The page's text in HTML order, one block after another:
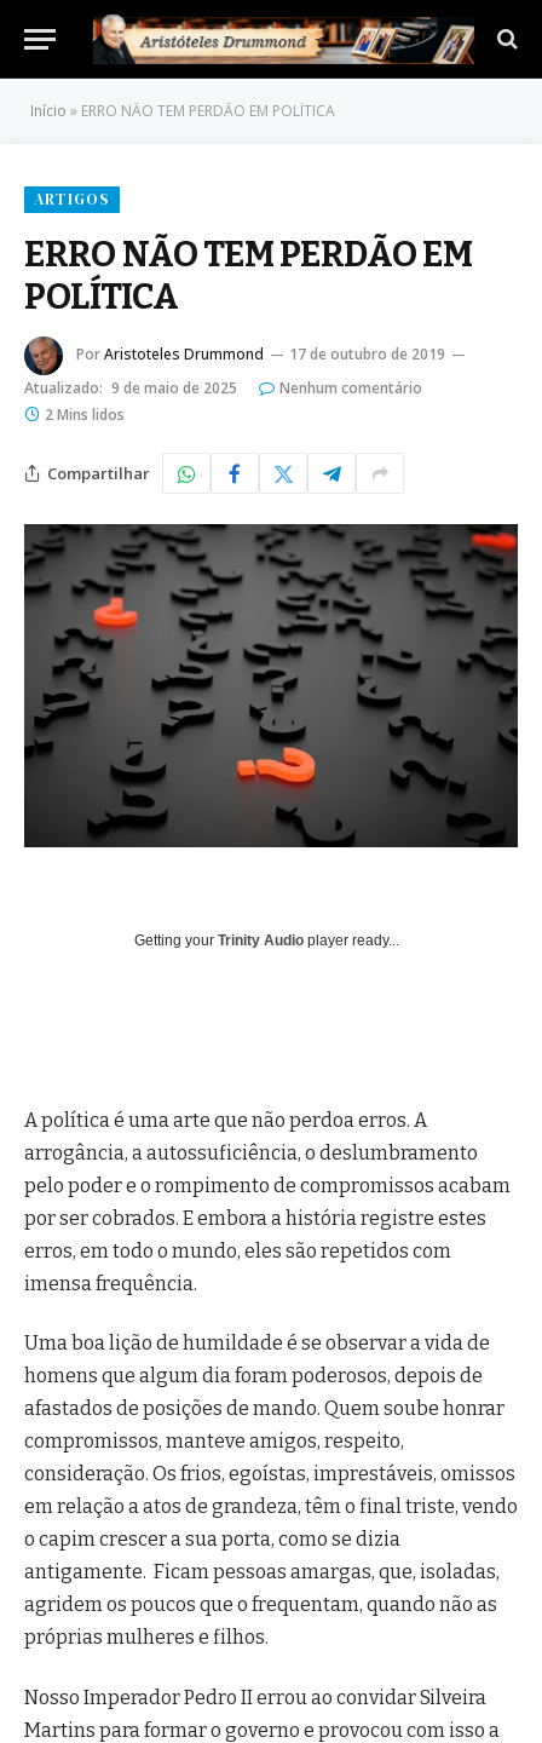
Início » ERRO NÃO TEM PERDÃO EM POLÍTICA
ARTIGOS
ERRO NÃO TEM PERDÃO EM
POLÍTICA
PorAristoteles Drummond
17 de outubro de 2019
Atualizado: 9 de maio de 2025
Nenhum comentário
2 Mins lidos
Compartilhar
Getting your Trinity Audio player ready...
A política é uma arte que não perdoa erros. A
arrogância, a autossuficiência, o deslumbramento
pelo poder e o rompimento de compromissos acabam
por ser cobrados. E embora a história registre estes
erros, em todo o mundo, eles são repetidos com
imensa frequência.
Uma boa lição de humildade é se observar a vida de
homens que algum dia foram poderosos, depois de
afastados de posições de mando. Quem soube honrar
compromissos, manteve amigos, respeito,
consideração. Os frios, egoístas, imprestáveis, omissos
em relação a atos de grandeza, têm o final triste, vendo
o capim crescer a sua porta, como se dizia
antigamente. Ficam pessoas amargas, que, isoladas,
agridem os poucos que o frequentam, quando não as
próprias mulheres e filhos.
Nosso Imperador Pedro II errou ao convidar Silveira
Martins para formar o governo e provocou com isso a